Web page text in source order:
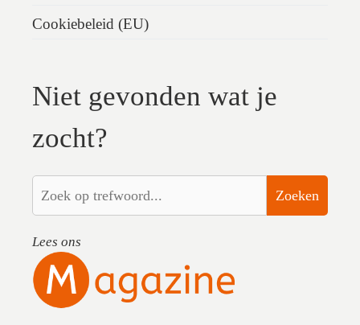
Cookiebeleid (EU)
Niet gevonden wat je
zocht?
Zoeken
Lees ons